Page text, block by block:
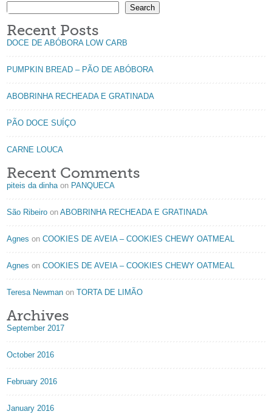
Search
Recent Posts
DOCE DE ABÓBORA LOW CARB
PUMPKIN BREAD – PÃO DE ABÓBORA
ABOBRINHA RECHEADA E GRATINADA
PÃO DOCE SUÍÇO
CARNE LOUCA
Recent Comments
piteis da dinhaon PANQUECA
São Ribeiro onABOBRINHA RECHEADA E GRATINADA
Agnes onCOOKIES DE AVEIA – COOKIES CHEWY OATMEAL
Agnes onCOOKIES DE AVEIA – COOKIES CHEWY OATMEAL
Teresa Newman onTORTA DE LIMÃO
Archives
September 2017
October 2016
February 2016
January 2016